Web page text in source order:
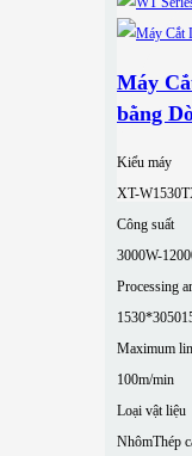
Máy
bằng
Kiểu máy
XT-W1530T
Công suất
3000W-
Processing
1530*3050
Maximum
100m/min
Loại vật liệu
NhômThép